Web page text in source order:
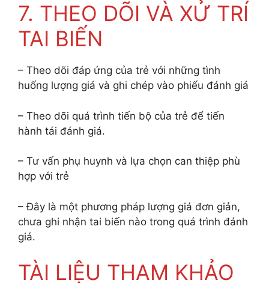
7. THEO DÕI VÀ XỬ TRÍ
TAI BIẾN
– Theo dõi đáp ứng của trẻ với những tình
huống lượng giá và ghi chép vào phiếu đánh giá
– Theo dõi quá trình tiến bộ của trẻ để tiến
hành tái đánh giá.
– Tư vấn phụ huynh và lựa chọn can thiệp phù
hợp với trẻ
– Đây là một phương pháp lượng giá đơn giản,
chưa ghi nhận tai biến nào trong quá trình đánh
giá.
TÀI LIỆU THAM KHẢO